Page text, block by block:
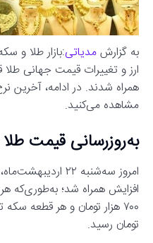
به گزارشمدیاتی:بازار طلا و
ارز و تغییرات قیمت جهانی طلا
همراه شدند. در ادامه، آخرین
مشاهده می‌کنید.
به‌روزرسانی قیمت طلا
امروز سه‌شنبه ۲۲
تومان رسید.